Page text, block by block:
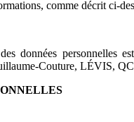
comme décrit ci-
personnelles
Couture, LÉVIS,